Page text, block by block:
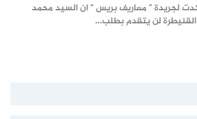
لجريدة " معاريف بريس " ان السيد محمد
لن يتقدم بطلب…